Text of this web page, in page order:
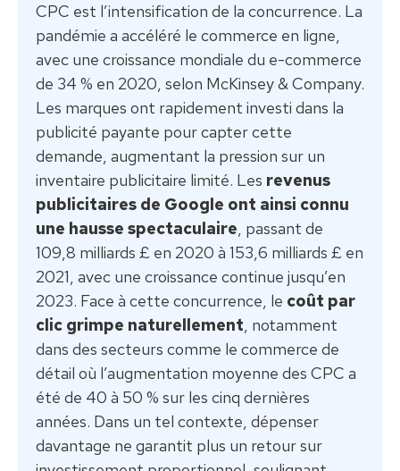
CPC est l’intensification de la concurrence. La
pandémie a accéléré le commerce en ligne,
avec une croissance mondiale du e-commerce
de 34 % en 2020, selon McKinsey & Company.
Les marques ont rapidement investi dans la
publicité payante pour capter cette
demande, augmentant la pression sur un
inventaire publicitaire limité. Les revenus
publicitaires de Google ont ainsi connu
une hausse spectaculaire, passant de
109,8 milliards £ en 2020 à 153,6 milliards £ en
2021, avec une croissance continue jusqu’en
2023. Face à cette concurrence, le coût par
clic grimpe naturellement, notamment
dans des secteurs comme le commerce de
détail où l’augmentation moyenne des CPC a
été de 40 à 50 % sur les cinq dernières
années. Dans un tel contexte, dépenser
davantage ne garantit plus un retour sur